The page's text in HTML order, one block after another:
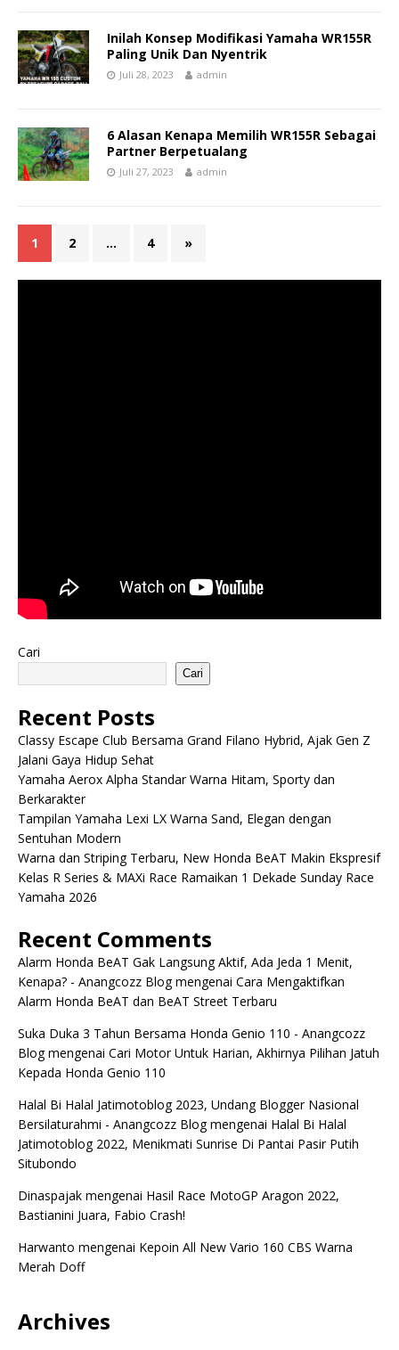
Inilah Konsep Modifikasi Yamaha WR155R
Paling Unik Dan Nyentrik
Juli 28, 2023 admin
6 Alasan Kenapa Memilih WR155R Sebagai
Partner Berpetualang
Juli 27, 2023 admin
1 2 … 4 »
Cari
Cari
Recent Posts
Classy Escape Club Bersama Grand Filano Hybrid, Ajak Gen Z
Jalani Gaya Hidup Sehat
Yamaha Aerox Alpha Standar Warna Hitam, Sporty dan
Berkarakter
Tampilan Yamaha Lexi LX Warna Sand, Elegan dengan
Sentuhan Modern
Warna dan Striping Terbaru, New Honda BeAT Makin Ekspresif
Kelas R Series & MAXi Race Ramaikan 1 Dekade Sunday Race
Yamaha 2026
Recent Comments
Alarm Honda BeAT Gak Langsung Aktif, Ada Jeda 1 Menit,
Kenapa? - Anangcozz Blogmengenai Cara Mengaktifkan
Alarm Honda BeAT dan BeAT Street Terbaru
Suka Duka 3 Tahun Bersama Honda Genio 110 - Anangcozz
Blogmengenai Cari Motor Untuk Harian, Akhirnya Pilihan Jatuh
Kepada Honda Genio 110
Halal Bi Halal Jatimotoblog 2023, Undang Blogger Nasional
Bersilaturahmi - Anangcozz Blogmengenai Halal Bi Halal
Jatimotoblog 2022, Menikmati Sunrise Di Pantai Pasir Putih
Situbondo
Dinaspajak mengenai Hasil Race MotoGP Aragon 2022,
Bastianini Juara, Fabio Crash!
Harwanto mengenai Kepoin All New Vario 160 CBS Warna
Merah Doff
Archives